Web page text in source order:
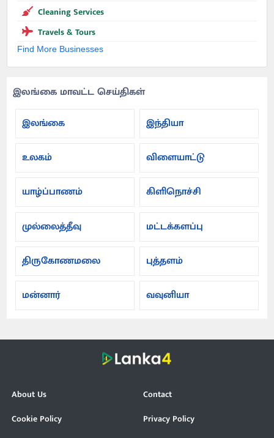
Cleaning Services
Travels & Tours
Find More Businesses
இலங்கை மாவட்ட செய்திகள்
இலங்கை
இந்தியா
உலகம் விளையாட்டு
யாழ்ப்பாணம் கிளிநொச்சி
முல்லைத்தீவு மட்டக்களப்பு
திருகோணமலை புத்தளம்
மன்னார் வவுனியா
About Us
Contact
Cookie Policy
Privacy Policy